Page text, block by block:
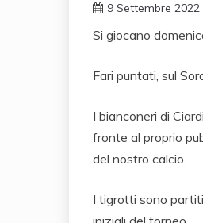
9 Settembre 2022
Si giocano
Fari puntati, sul
I bianconeri di
fronte al proprio
del nostro calcio.
I tigrotti sono